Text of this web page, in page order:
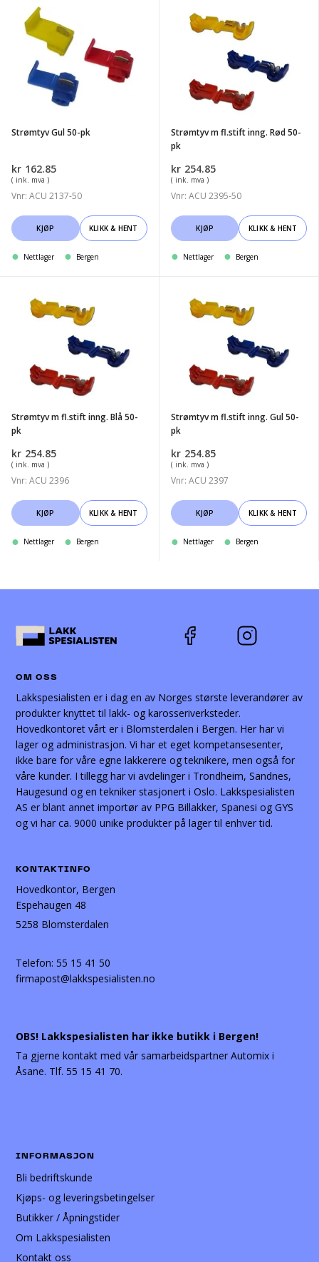
Strømtyv
Gul
Strømtyv Gul 50-pk
kr 162.85
( ink. mva )
Vnr: ACU 2137-50
KJØP KLIKK & HENT
Nettlager Bergen
Strømtyv
Rød
Strømtyv m fl.stift inng. Rød 50-
pk
kr 254.85
( ink. mva )
Vnr: ACU 2395-50
KJØP KLIKK & HENT
Nettlager Bergen
Strømtyv
Strømtyv m fl.stift inng. Blå 50-
pk
kr 254.85
( ink. mva )
Vnr: ACU 2396
KJØP KLIKK & HENT
Nettlager Bergen
Strømtyv
Strømtyv m fl.stift inng. Gul 50-
pk
kr 254.85
( ink. mva )
Vnr: ACU 2397
KJØP KLIKK & HENT
Nettlager Bergen
OM OSS
Lakkspesialisten er i dag en av Norges største leverandører av
produkter knyttet til lakk- og karosseriverksteder.
Hovedkontoret vårt er i Blomsterdalen i Bergen. Her har vi
lager og administrasjon. Vi har et eget kompetansesenter,
ikke bare for våre egne lakkerere og teknikere, men også for
våre kunder. I tillegg har vi avdelinger i Trondheim, Sandnes,
Haugesund og en tekniker stasjonert i Oslo. Lakkspesialisten
AS er blant annet importør av PPG Billakker, Spanesi og GYS
og vi har ca. 9000 unike produkter på lager til enhver tid.
KONTAKTINFO
Hovedkontor, Bergen
Espehaugen 48
5258 Blomsterdalen
Telefon:55 15 41 50
firmapost@lakkspesialisten.no
OBS! Lakkspesialisten har ikke butikk i Bergen!
Ta gjerne kontakt med vår samarbeidspartner Automix i
Åsane. Tlf. 55 15 41 70.
INFORMASJON
Bli bedriftskunde
Kjøps- og leveringsbetingelser
Butikker / Åpningstider
Om Lakkspesialisten
Kontakt oss